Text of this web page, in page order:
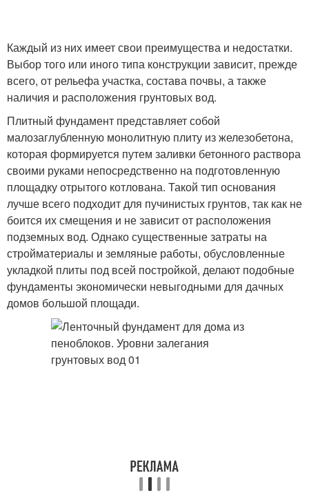
Каждый из них имеет свои преимущества и недостатки.
Выбор того или иного типа конструкции зависит, прежде
всего, от рельефа участка, состава почвы, а также
наличия и расположения грунтовых вод.
Плитный фундамент представляет собой
малозаглубленную монолитную плиту из железобетона,
которая формируется путем заливки бетонного раствора
своими руками непосредственно на подготовленную
площадку отрытого котлована. Такой тип основания
лучше всего подходит для пучинистых грунтов, так как не
боится их смещения и не зависит от расположения
подземных вод. Однако существенные затраты на
стройматериалы и земляные работы, обусловленные
укладкой плиты под всей постройкой, делают подобные
фундаменты экономически невыгодными для дачных
домов большой площади.